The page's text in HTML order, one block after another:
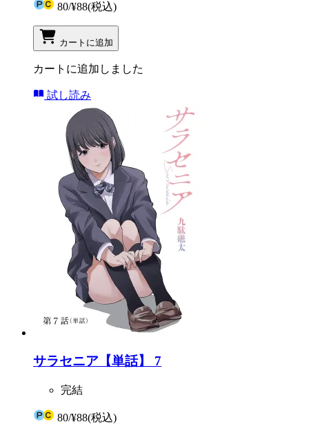
80/¥88(税込)
カートに追加
カートに追加しました
試し読み
サラセニア【単話】 7
完結
80/¥88(税込)